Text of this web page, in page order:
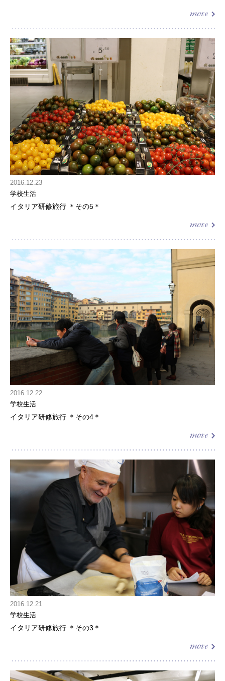
2016.12.23
学校生活
イタリア研修旅行 ＊その5＊
2016.12.22
学校生活
イタリア研修旅行 ＊その4＊
2016.12.21
学校生活
イタリア研修旅行 ＊その3＊